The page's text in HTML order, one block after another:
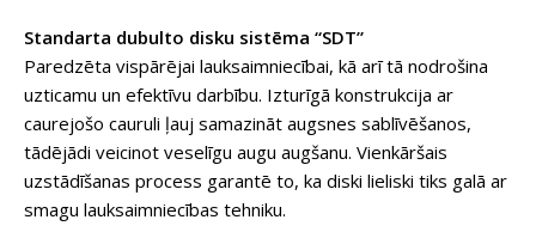
Standarta dubulto disku sistēma “SDT”
Paredzēta vispārējai lauksaimniecībai, kā arī tā nodrošina
uzticamu un efektīvu darbību. Izturīgā konstrukcija ar
caurejošo cauruli ļauj samazināt augsnes sablīvēšanos,
tādējādi veicinot veselīgu augu augšanu. Vienkāršais
uzstādīšanas process garantē to, ka diski lieliski tiks galā ar
smagu lauksaimniecības tehniku.